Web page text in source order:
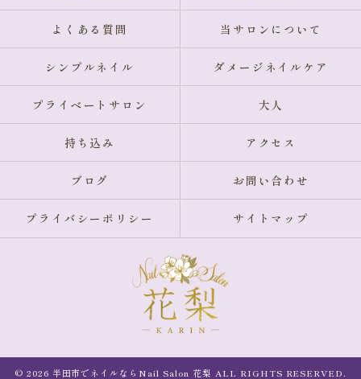
よくある質問 当サロンについて
シンプルネイル ダメージネイルケア
プライベートサロン 大人
持ち込み アクセス
ブログ お問い合わせ
プライバシーポリシー サイトマップ
© 2026 半田市でネイルならNail Salon 花梨 ALL RIGHTS RESERVED.